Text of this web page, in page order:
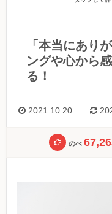
「本当にあり
ングや心から
る！
2021.10.20
のべ